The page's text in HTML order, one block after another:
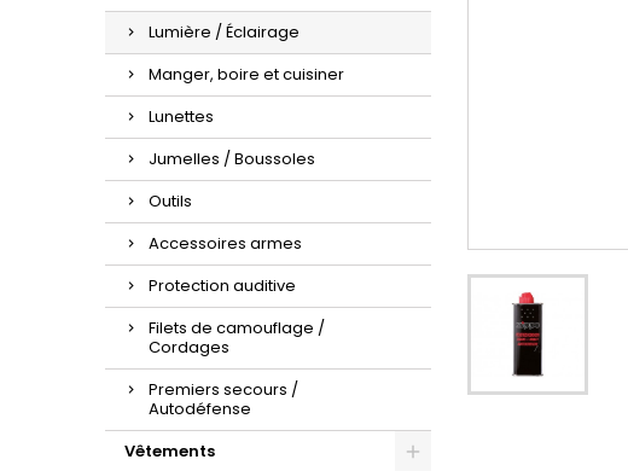
Lumière / Éclairage
Manger, boire et cuisiner
Lunettes
Jumelles / Boussoles
Outils
Accessoires armes
Protection auditive
Filets de camouflage /
Cordages
Premiers secours /
Autodéfense
Vêtements